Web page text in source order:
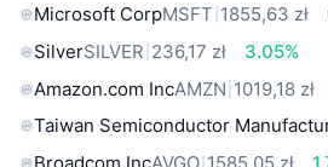
Microsoft CorpMSFT 1855,63 zł
SilverSILVER 236,17 zł
3.05%
Amazon.com IncAMZN 1019,18 zł
Taiwan Semiconductor